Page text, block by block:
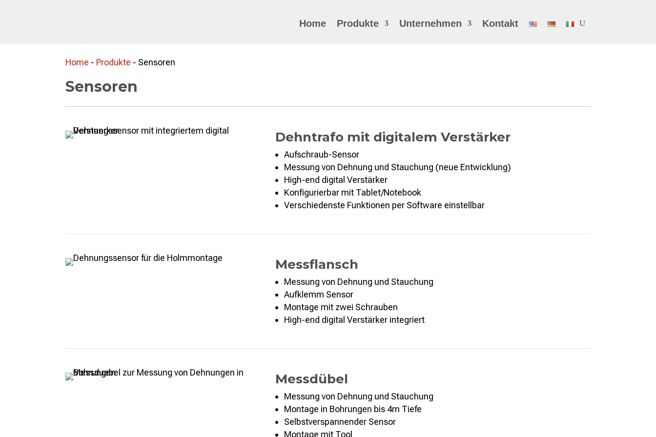
Home Produkte Unternehmen Kontakt
Home - Produkte - Sensoren
Sensoren
Dehntrafo mit digitalem Verstärker
Aufschraub-Sensor
Messung von Dehnung und Stauchung (neue Entwicklung)
High-end digital Verstärker
Konfigurierbar mit Tablet/Notebook
Verschiedenste Funktionen per Software einstellbar
Messflansch
Messung von Dehnung und Stauchung
Aufklemm Sensor
Montage mit zwei Schrauben
High-end digital Verstärker integriert
Messdübel
Messung von Dehnung und Stauchung
Montage in Bohrungen bis 4m Tiefe
Selbstverspannender Sensor
Montage mit Tool